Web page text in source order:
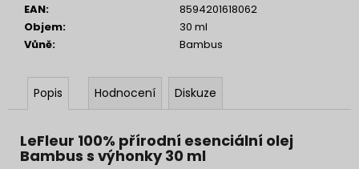
EAN:
8594201618062
Objem:
30 ml
Vůně: Bambus
Popis Hodnocení Diskuze
LeFleur 100% přírodní esenciální olej
Bambus s výhonky 30 ml